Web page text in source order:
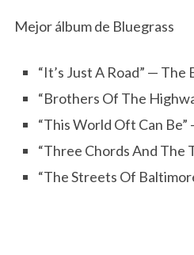
Mejor álbum de Bluegrass
“It’s Just A Road” — The
“Brothers Of The
“This World Oft Can
“Three Chords And The
“The Streets Of